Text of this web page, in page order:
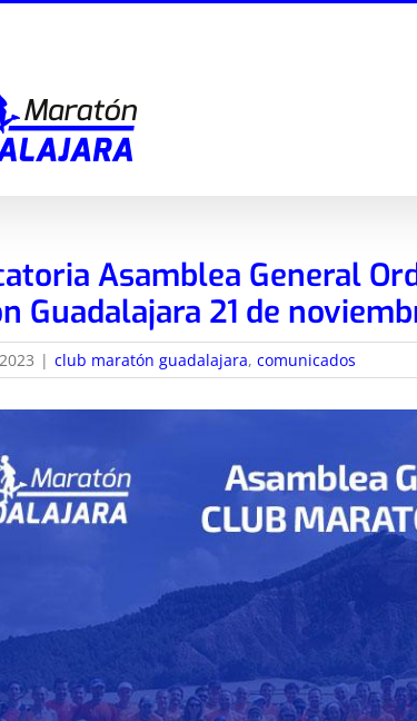
Asamblea General
Guadalajara 21 de
| club maratón guadalajara, comunicados